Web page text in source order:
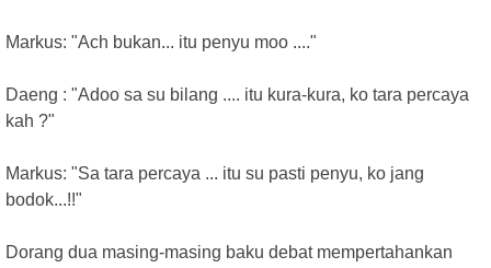
Markus: "Ach bukan... itu penyu moo ...."
Daeng : "Adoo sa su bilang .... itu kura-kura, ko tara percaya
kah ?"
Markus: "Sa tara percaya ... itu su pasti penyu, ko jang
bodok...!!"
Dorang dua masing-masing baku debat mempertahankan